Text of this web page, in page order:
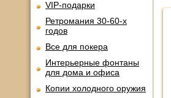
VIP-подарки
Ретромания 30-60-х
годов
Все для покера
Интерьерные фонтаны
для дома и офиса
Копии холодного оружия